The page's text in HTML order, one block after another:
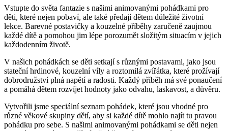
Vstupte do světa fantazie‌ s ​našimi animovanými pohádkami⁤ pro
děti, které​ nejen pobaví, ale také⁢ předají dětem důležité ⁢životní
lekce. Barevné postavičky a ‌kouzelné ⁤příběhy zaručeně‍ zaujmou
‌každé‌ dítě ⁤a ⁣pomohou jim lépe porozumět složitým situacím v⁣ jejich
každodenním životě.
V našich pohádkách se děti setkají s různými postavami, ⁣jako jsou
stateční hrdinové, ⁣kouzelní víly⁤ a roztomilá zvířátka, které prožívají⁣
dobrodružství plná napětí a radosti. Každý příběh má své ⁣ponaučení
a pomáhá dětem rozvíjet hodnoty jako‌ odvahu, laskavost, a důvěru.
Vytvořili jsme speciální ​seznam​ pohádek, ⁢které ‍jsou vhodné pro
různé​ věkové skupiny dětí, ‌aby si každé dítě mohlo najít tu​ pravou
pohádku pro sebe. S našimi ⁣animovanými pohádkami se děti nejen